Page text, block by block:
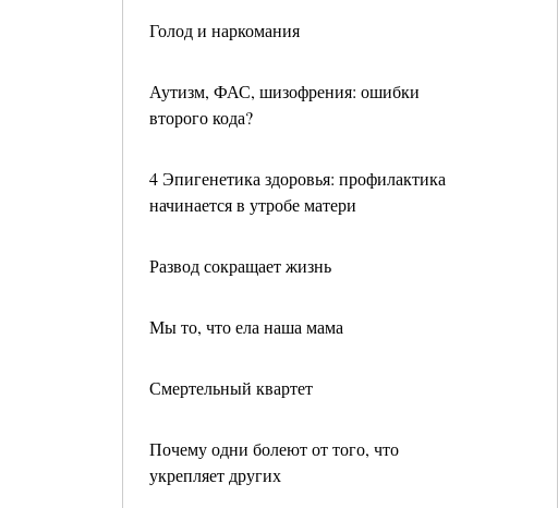
Голод и наркомания
Аутизм, ФАС, шизофрения: ошибки
второго кода?
4 Эпигенетика здоровья: профилактика
начинается в утробе матери
Развод сокращает жизнь
Мы то, что ела наша мама
Смертельный квартет
Почему одни болеют от того, что
укрепляет других